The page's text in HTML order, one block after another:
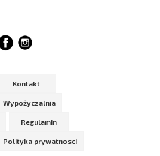
Kontakt
Wypożyczalnia
Regulamin
Polityka prywatnosci